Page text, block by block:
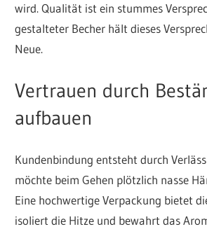
wird. Qualität ist ein stummes
gestalteter Becher hält dieses
Neue.
Vertrauen durch
aufbauen
Kundenbindung entsteht durch
möchte beim Gehen plötzlich nasse
Eine hochwertige Verpackung bietet
isoliert die Hitze und bewahrt das